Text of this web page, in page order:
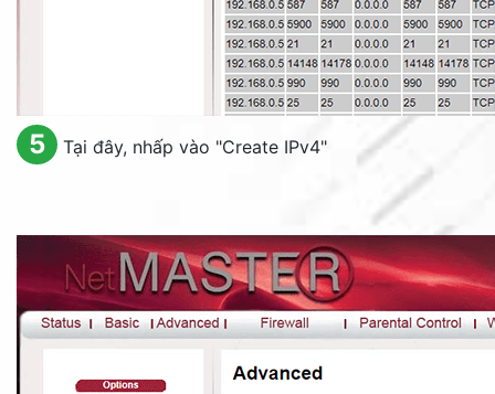
5 Tại đây, nhấp vào "Create IPv4"